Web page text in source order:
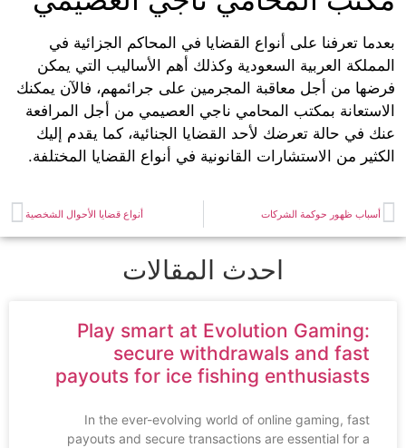
تعرفنا على أنواع القضايا في المحاكم الجزائية في
العربية السعودية وكذلك أهم الأساليب التي يمكن
من أجل معاقبة المجرمين على جرائمهم، فالآن يمكنك
بمكتب المحامي ناجي العصيمي من أجل المرافعة
في حالة تعرضك لأحد القضايا الجنائية، كما يقدم إليك
من الاستشارات القانونية في أنواع القضايا المختلفة.
ظهور حوكمة الشركات أنواع قضايا الأحوال الشخصية
احدث المقالات
Play smart at Evolution Gaming:
secure withdrawals and fast
payouts for ice fishing enthusiasts
In the ever-evolving world of online gaming, fast
payouts and secure transactions are essential for a